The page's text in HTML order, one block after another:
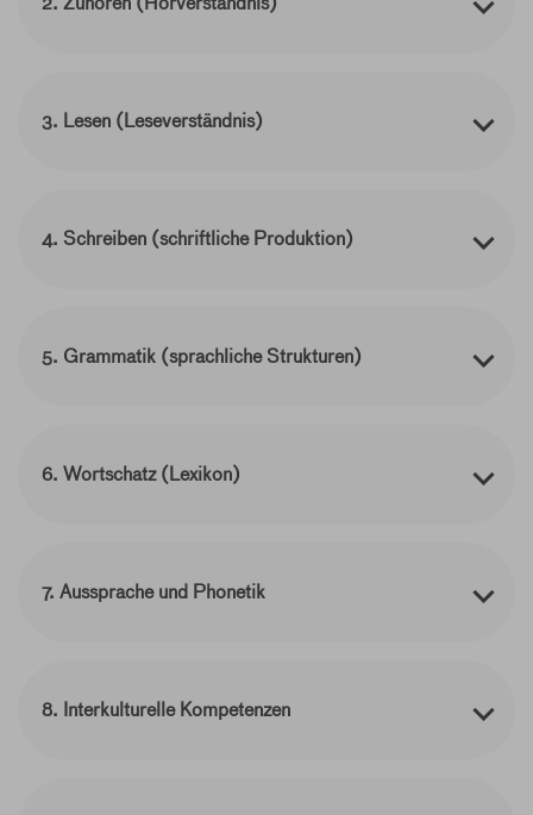
3. Lesen (Leseverständnis)
4. Schreiben (schriftliche Produktion)
5. Grammatik (sprachliche Strukturen)
6. Wortschatz (Lexikon)
7. Aussprache und Phonetik
8. Interkulturelle Kompetenzen